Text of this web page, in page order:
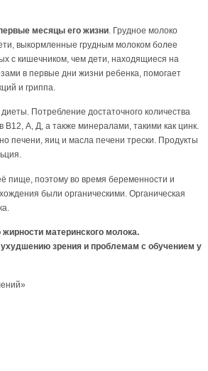
месяцы его жизни . Грудное молоко
выкормленные грудным молоком более
с кишечником, чем дети, находящиеся на
в первые дни жизни ребенка, помогает
и гриппа.
Потребление достаточного количества
А, Д, а также минералами, такими как цинк.
яиц и масла печени трески. Продукты
пище, поэтому во время беременности и
были органическими. Органическая
материнского молока.
зрения и проблемам с обучением у